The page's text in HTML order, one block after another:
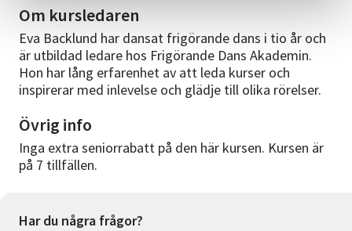
Om kursledaren
Eva Backlund har dansat frigörande dans i tio år och
är utbildad ledare hos Frigörande Dans Akademin.
Hon har lång erfarenhet av att leda kurser och
inspirerar med inlevelse och glädje till olika rörelser.
Övrig info
Inga extra seniorrabatt på den här kursen. Kursen är
på 7 tillfällen.
Har du några frågor?